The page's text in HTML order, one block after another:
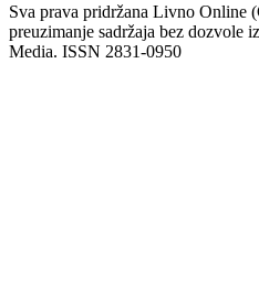
Sva prava pridržana Livno Online
preuzimanje sadržaja bez dozvole
Media. ISSN 2831-0950